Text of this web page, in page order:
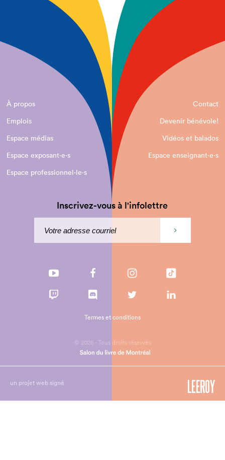
À propos
Contact
Emplois
Devenir bénévole!
Espace médias
Vidéos et balados
Espace exposant·e⋅s
Espace enseignant·e⋅s
Espace professionnel·le⋅s
Inscrivez-vous à l'infolettre
© 2026 - Tous droits réservés
Termes et conditions
un projet web signé